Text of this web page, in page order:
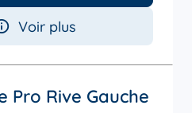
Voir plus
Pro Rive Gauche